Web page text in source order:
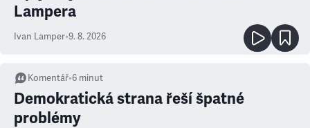
Lampera
Ivan Lamper•9. 8. 2026
Komentář•6 minut
Demokratická strana řeší špatné
problémy